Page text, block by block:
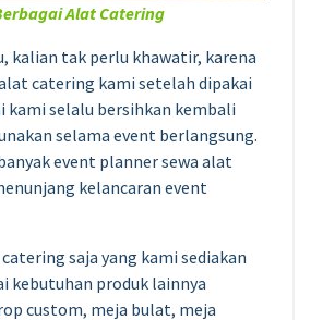
Alat Catering
kalian tak perlu khawatir, karena
catering kami setelah dipakai
kami selalu bersihkan kembali
selama event berlangsung.
event planner sewa alat
kelancaran event
saja yang kami sediakan
kebutuhan produk lainnya
custom, meja bulat, meja